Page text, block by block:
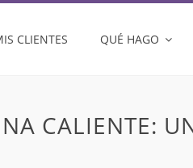
CLIENTES QUÉ HAGO
CALIENTE: